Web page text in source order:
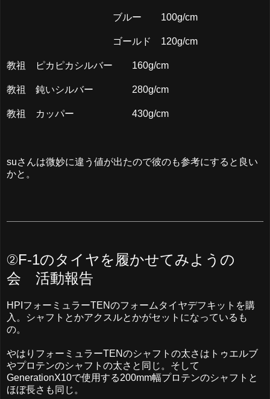
ブルー 100g/cm
ゴールド 120g/cm
教祖 ピカピカシルバー 160g/cm
教祖 鈍いシルバー 280g/cm
教祖 カッパー 430g/cm
suさんは微妙に違う値が出たので彼のも参考にすると良い
かと。
②F-1のタイヤを履かせてみようの
会 活動報告
HPIフォーミュラーTENのフォームタイヤデフキットを購
入。シャフトとかアクスルとかがセットになっているも
の。
やはりフォーミュラーTENのシャフトの太さはトゥエルブ
やプロテンのシャフトの太さと同じ。そして
GenerationX10で使用する200mm幅プロテンのシャフトと
ほぼ長さも同じ。